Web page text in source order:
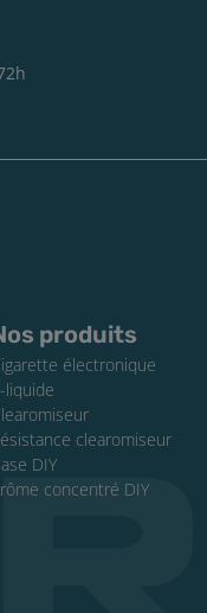
produits
électronique
liquide
clearomiseur
DIY
concentré DIY